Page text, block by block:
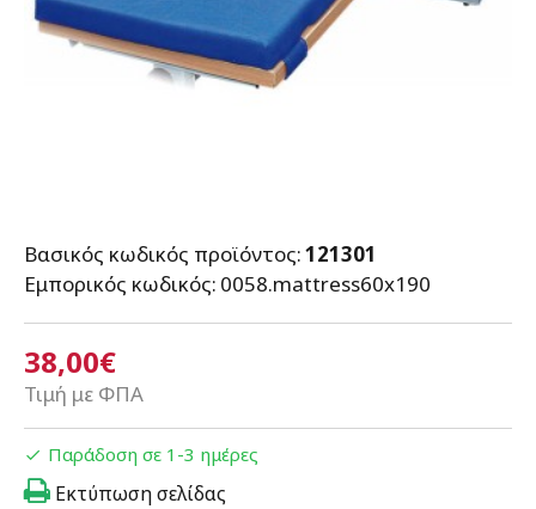
38,00€
Τιμή με ΦΠΑ
Βασικός κωδικός προϊόντος:121301
Εμπορικός κωδικός: 0058.mattress60x190
Παράδοση σε 1-3 ημέρες
Εκτύπωση σελίδας